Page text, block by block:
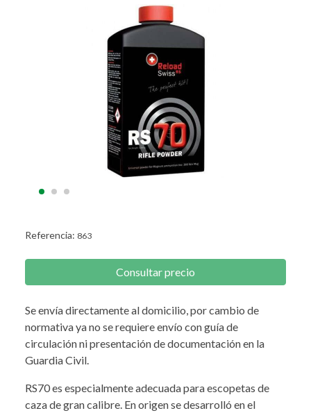
Referencia: 863
Consultar precio
Se envía directamente al domicilio, por cambio de
normativa ya no se requiere envío con guía de
circulación ni presentación de documentación en la
Guardia Civil.
RS70 es especialmente adecuada para escopetas de
caza de gran calibre. En origen se desarrolló en el